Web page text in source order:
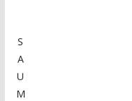
S
A
U
M